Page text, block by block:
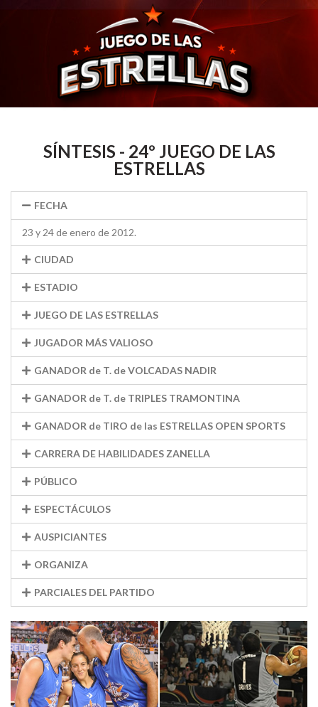
SÍNTESIS - 24º JUEGO DE LAS
ESTRELLAS
FECHA
23 y 24 de enero de 2012.
CIUDAD
ESTADIO
JUEGO DE LAS ESTRELLAS
JUGADOR MÁS VALIOSO
GANADOR de T. de VOLCADAS NADIR
GANADOR de T. de TRIPLES TRAMONTINA
GANADOR de TIRO de las ESTRELLAS OPEN SPORTS
CARRERA DE HABILIDADES ZANELLA
PÚBLICO
ESPECTÁCULOS
AUSPICIANTES
ORGANIZA
PARCIALES DEL PARTIDO